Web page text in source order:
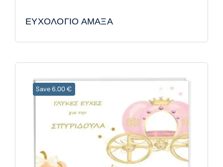
ΕΥΧΟΛΟΓΙΟ ΑΜΑΞΑ
Save 6.00 €